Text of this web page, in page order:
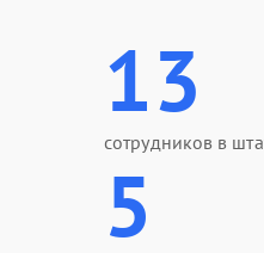
13
сотрудников в
5